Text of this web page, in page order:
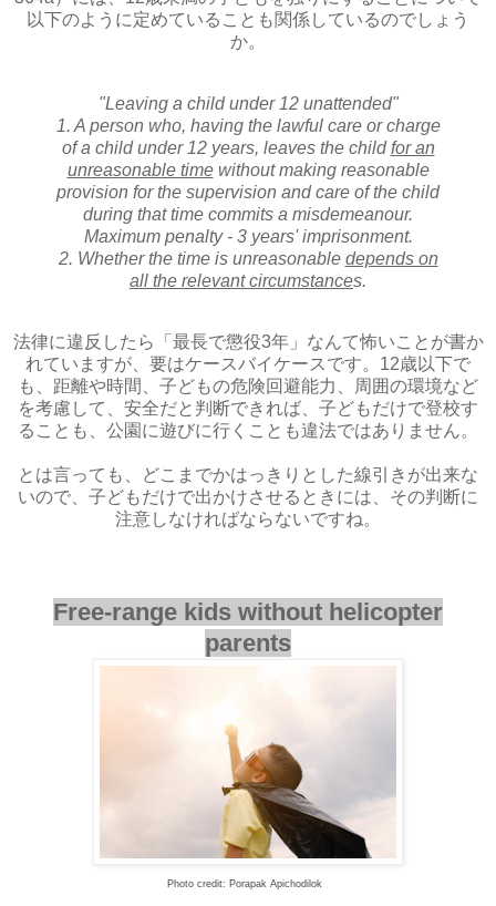
以下のように定めていることも関係しているのでしょう
か。
"Leaving a child under 12 unattended"
1. A person who, having the lawful care or charge
of a child under 12 years, leaves the childfor an
unreasonable timewithout making reasonable
provision for the supervision and care of the child
during that time commits a misdemeanour.
Maximum penalty - 3 years' imprisonment.
2. Whether the time is unreasonable depends on
all the relevant circumstances.
法律に違反したら「最長で懲役3年」なんて怖いことが書か
れていますが、要はケースバイケースです。12歳以下で
も、距離や時間、子どもの危険回避能力、周囲の環境など
を考慮して、安全だと判断できれば、子どもだけで登校す
ることも、公園に遊びに行くことも違法ではありません。
とは言っても、どこまでかはっきりとした線引きが出来な
いので、子どもだけで出かけさせるときには、その判断に
注意しなければならないですね。
Free-range kids without helicopter
parents
Photo credit: Porapak Apichodilok